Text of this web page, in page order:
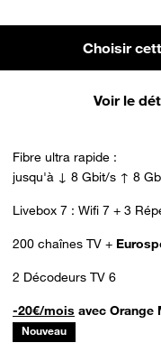
Choisir
Voir le
Fibre ultra rapide :
jusqu'à ↓ 8 Gbit/s ↑ 8
Livebox 7 : Wifi 7 + 3
200 chaînes TV +
2 Décodeurs TV 6
-20€/mois avec Orange
Nouveau